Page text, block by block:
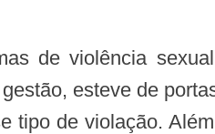
esteve de
tipo de violação.